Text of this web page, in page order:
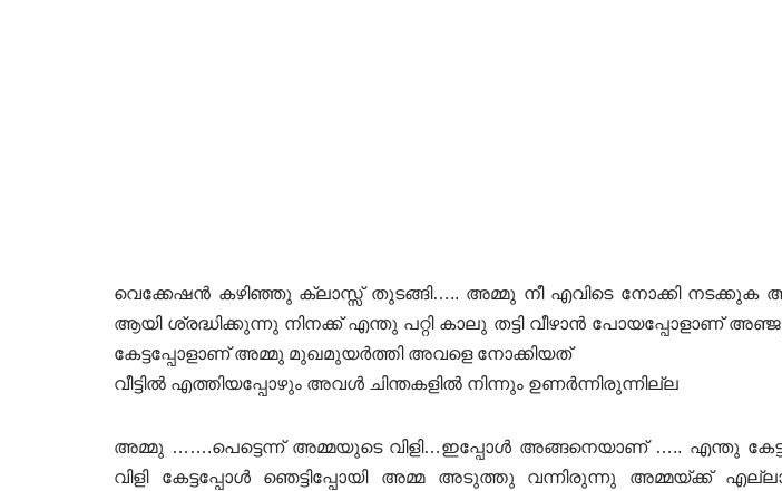
വെക്കേഷൻ കഴിഞ്ഞു ക്ലാസ്സ്‌ തുടങ്ങി….. അമ്മു നീ എവിടെ നോക്കി
ആയി ശ്രദ്ധിക്കുന്നു നിനക്ക് എന്തു പറ്റി കാലു തട്ടി വീഴാൻ പോയപ്പോളാണ്
കേട്ടപ്പോളാണ് അമ്മു മുഖമുയർത്തി അവളെ നോക്കിയത്
വീട്ടിൽ എത്തിയപ്പോഴും അവൾ ചിന്തകളിൽ നിന്നും ഉണർന്നിരുന്നില്ല
അമ്മു …….പെട്ടെന്ന് അമ്മയുടെ വിളി…ഇപ്പോൾ അങ്ങനെയാണ് ….. എന്തു
വിളി കേട്ടപ്പോൾ ഞെട്ടിപ്പോയി അമ്മ അടുത്തു വന്നിരുന്നു അമ്മയ്ക്ക്